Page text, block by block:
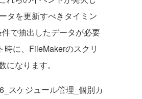
タを更新すべきタイミン
で抽出したデータが必要
に、FileMakerのスクリ
なります。
スケジュール管理_個別カ